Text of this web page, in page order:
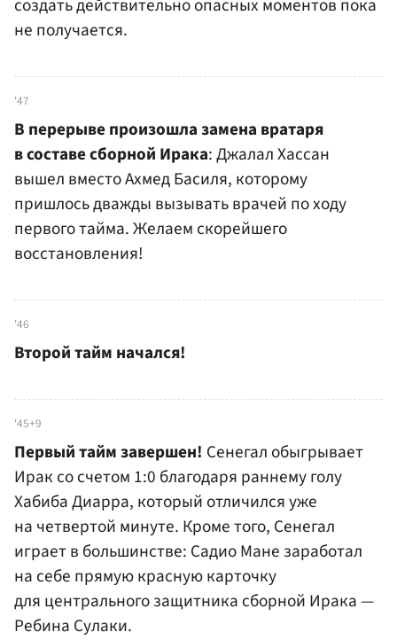
не получается.
'47
В перерыве произошла замена вратаря
в составе сборной Ирака: Джалал Хассан
вышел вместо Ахмед Басиля, которому
пришлось дважды вызывать врачей по ходу
первого тайма. Желаем скорейшего
восстановления!
'46
Второй тайм начался!
'45+9
Первый тайм завершен! Сенегал обыгрывает
Ирак со счетом 1:0 благодаря раннему голу
Хабиба Диарра, который отличился уже
на четвертой минуте. Кроме того, Сенегал
играет в большинстве: Садио Мане заработал
на себе прямую красную карточку
для центрального защитника сборной Ирака —
Ребина Сулаки.